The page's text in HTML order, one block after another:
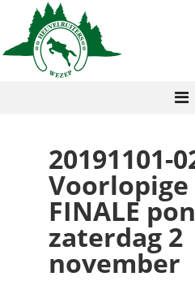
20191101-
FINALE
zaterdag 2
november